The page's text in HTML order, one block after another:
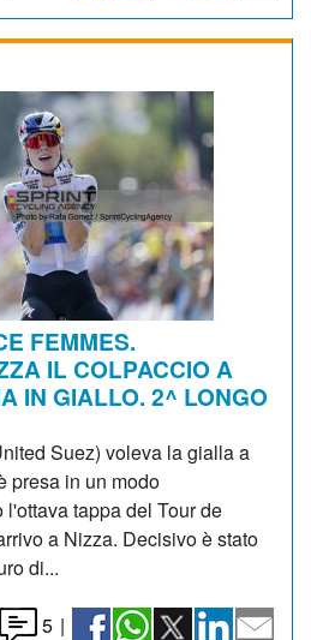
FEMMES.
IL COLPACCIO A
IN GIALLO. 2^ LONGO
Suez) voleva la gialla a
presa in un modo
tappa del Tour de
a Nizza. Decisivo è stato
di...
5 |